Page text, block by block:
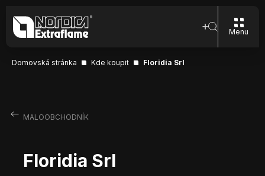
Menu
Domovská stránka Kde koupit Floridia Srl
MALOOBCHODNÍK
Floridia Srl